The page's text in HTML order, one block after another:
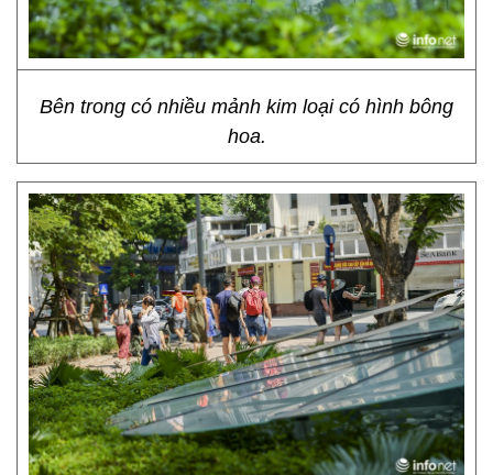
Bên trong có nhiều mảnh kim loại có hình bông
hoa.